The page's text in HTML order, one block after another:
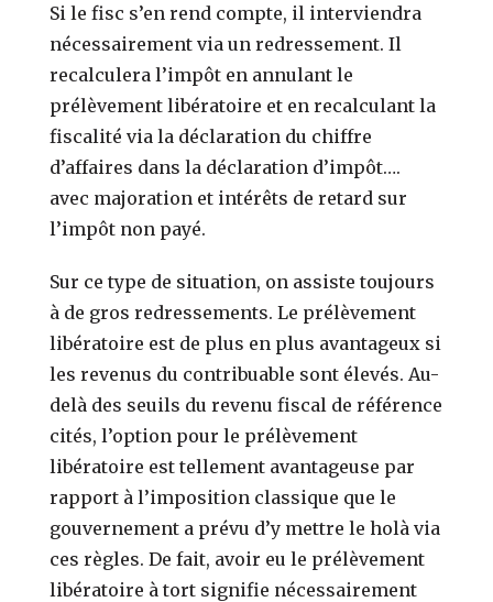
Si le fisc s’en rend compte, il interviendra
nécessairement via un redressement. Il
recalculera l’impôt en annulant le
prélèvement libératoire et en recalculant la
fiscalité via la déclaration du chiffre
d’affaires dans la déclaration d’impôt….
avec majoration et intérêts de retard sur
l’impôt non payé.
Sur ce type de situation, on assiste toujours
à de gros redressements. Le prélèvement
libératoire est de plus en plus avantageux si
les revenus du contribuable sont élevés. Au-
delà des seuils du revenu fiscal de référence
cités, l’option pour le prélèvement
libératoire est tellement avantageuse par
rapport à l’imposition classique que le
gouvernement a prévu d’y mettre le holà via
ces règles. De fait, avoir eu le prélèvement
libératoire à tort signifie nécessairement